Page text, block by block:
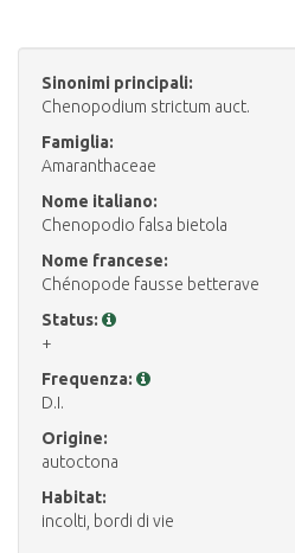
Sinonimi principali:
Chenopodium strictum auct.
Famiglia:
Amaranthaceae
Nome italiano:
Chenopodio falsa bietola
Nome francese:
Chénopode fausse betterave
Status:
+
Frequenza:
D.I.
Origine:
autoctona
Habitat:
incolti, bordi di vie